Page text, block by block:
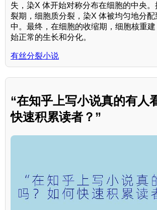
失，染X 体开始对称分布在细胞的中央
裂期，细胞质分裂，染X 体被均匀地分
中。最终，在细胞的收缩期，细胞核重
始正常的生长和分化。
有丝分裂小说
“在知乎上写小说真的有人
快速积累读者？”